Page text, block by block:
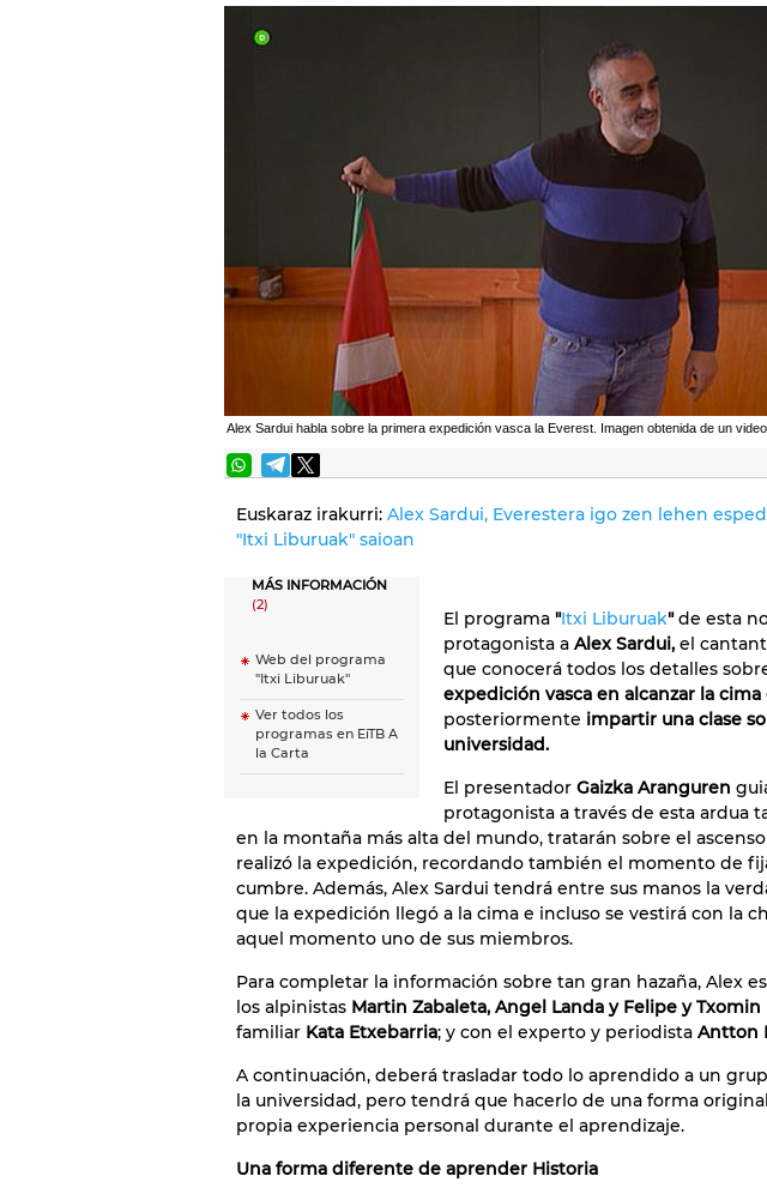
Alex Sardui habla sobre la primera expedición vasca la Everest. Imagen obtenida de un
Euskaraz irakurri: Alex Sardui, Everestera igo zen lehen
"Itxi Liburuak" saioan
MÁS INFORMACIÓN
(2)
Web del programa
"Itxi Liburuak"
Ver todos los
programas en EiTB A
la Carta
El programa "Itxi Liburuak"de esta
protagonista a Alex Sardui, el
que conocerá todos los detalles
expedición vasca en alcanzar la cima
posteriormente impartir una clase
universidad.
El presentador Gaizka Aranguren
protagonista a través de esta ardua
en la montaña más alta del mundo, tratarán sobre el
realizó la expedición, recordando también el momento de
cumbre. Además, Alex Sardui tendrá entre sus manos la
que la expedición llegó a la cima e incluso se vestirá con la
aquel momento uno de sus miembros.
Para completar la información sobre tan gran hazaña, Alex
los alpinistas Martin Zabaleta, Angel Landa y Felipe y
familiar Kata Etxebarria; y con el experto y periodista Antton
A continuación, deberá trasladar todo lo aprendido a un
la universidad, pero tendrá que hacerlo de una forma
propia experiencia personal durante el aprendizaje.
Una forma diferente de aprender Historia